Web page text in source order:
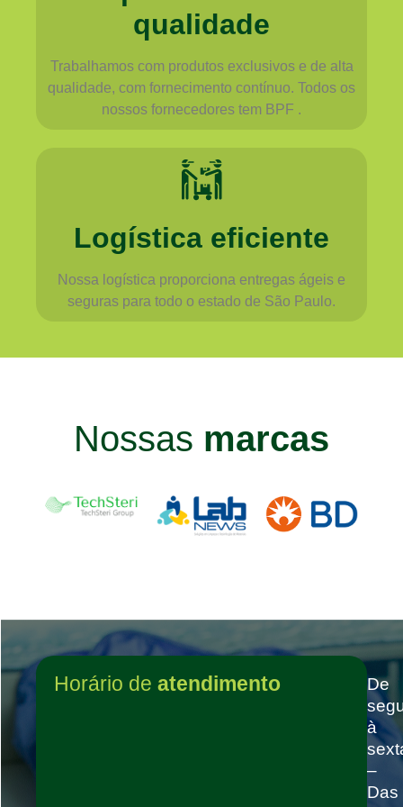
qualidade
Trabalhamos com produtos exclusivos e de alta
qualidade, com fornecimento contínuo. Todos os
nossos fornecedores tem BPF .
Logística eficiente
Nossa logística proporciona entregas ágeis e
seguras para todo o estado de São Paulo.
Nossas marcas
Horário de atendimento
De
à
–
Das